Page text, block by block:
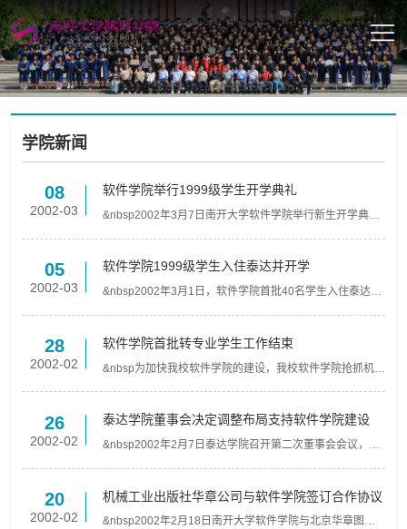
学院新闻
08
2002-03
软件学院举行1999级学生开学典礼
&nbsp2002年3月7日南开大学软件学院举行新生开学典
杨仲强副...
05
2002-03
软件学院1999级学生入住泰达并开学
&nbsp2002年3月1日，软件学院首批40名学生入住泰达学
况，勉励学...
28
2002-02
软件学院首批转专业学生工作结束
&nbsp为加快我校软件学院的建设，我校软件学院抢抓机
行为期...
26
2002-02
泰达学院董事会决定调整布局支持软件学院建设
&nbsp2002年2月7日泰达学院召开第二次董事会会议，会
校长侯...
20
2002-02
机械工业出版社华章公司与软件学院签订合作协议
&nbsp2002年2月18日南开大学软件学院与北京华章图文